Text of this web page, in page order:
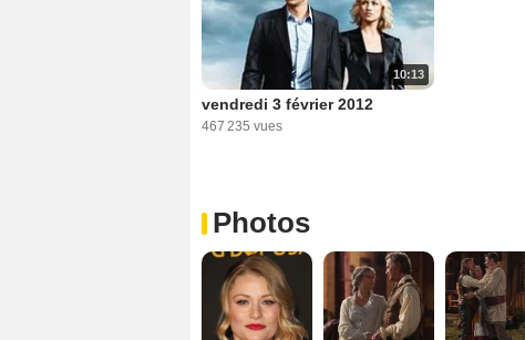
10:13
vendredi 3 février 2012
467 235 vues
Photos